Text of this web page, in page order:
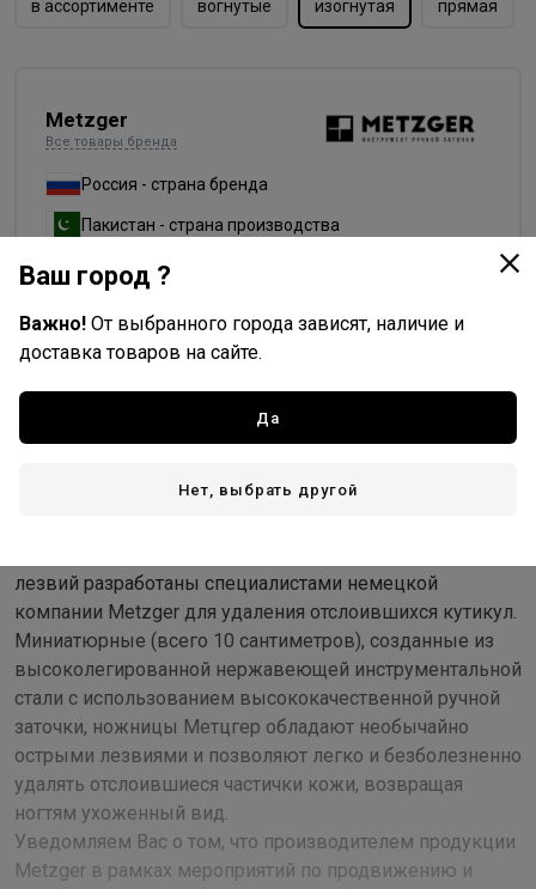
в ассортименте
вогнутые изогнутая прямая
Metzger
Все товары бренда
Россия - страна бренда
Пакистан - страна производства
Доставка
Стоимость и способы доставки будут доступны при
лезвий разработаны специалистами немецкой
компании Metzger для удаления отслоившихся кутикул.
Миниатюрные (всего 10 сантиметров), созданные из
высоколегированной нержавеющей инструментальной
стали с использованием высококачественной ручной
заточки, ножницы Метцгер обладают необычайно
острыми лезвиями и позволяют легко и безболезненно
удалять отслоившиеся частички кожи, возвращая
ногтям ухоженный вид.
Уведомляем Вас о том, что производителем продукции
Metzger в рамках мероприятий по продвижению и
Ваш город ?
Важно! От выбранного города зависят, наличие и
доставка товаров на сайте.
Да
Нет, выбрать другой